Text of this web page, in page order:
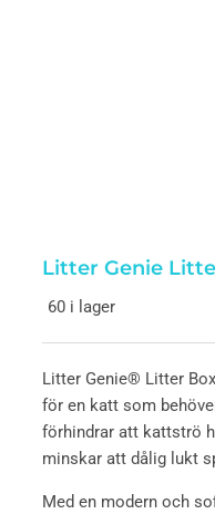
Litter Genie
60 i lager
Litter Genie® Litter
för en katt som
förhindrar att kattströ
minskar att dålig lukt
Med en modern och